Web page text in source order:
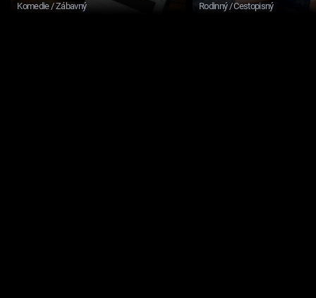
Komedie / Zábavný Rodinný / Cestopisný